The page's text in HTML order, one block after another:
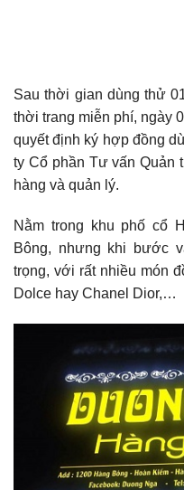
Sau thời gian dùng thử
thời trang miễn phí, ngày
quyết định ký hợp đồng
ty Cổ phần Tư vấn Quản
hàng và quản lý.
Nằm trong khu phố cổ
Bông, nhưng khi bước
trọng, với rất nhiều món
Dolce hay Chanel Dior,…